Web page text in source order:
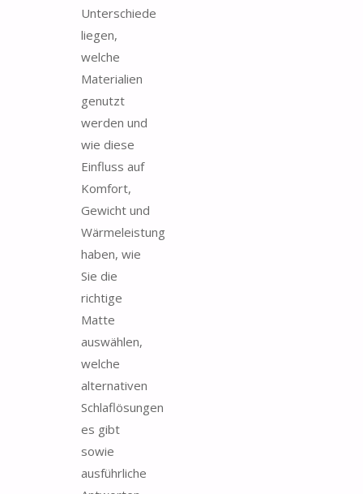
Unterschiede
liegen,
welche
Materialien
genutzt
werden und
wie diese
Einfluss auf
Komfort,
Gewicht und
Wärmeleistung
haben, wie
Sie die
richtige
Matte
auswählen,
welche
alternativen
Schlaflösungen
es gibt
sowie
ausführliche